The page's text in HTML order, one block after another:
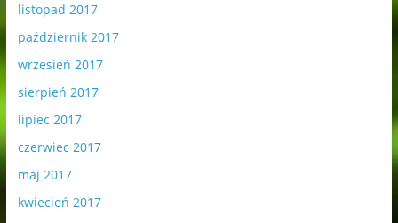
listopad 2017
październik 2017
wrzesień 2017
sierpień 2017
lipiec 2017
czerwiec 2017
maj 2017
kwiecień 2017